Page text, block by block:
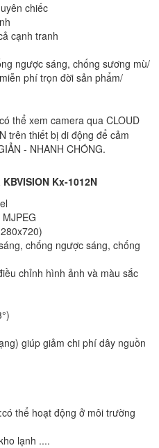
chiếc
cạnh tranh
ngược sáng, chống sương mù/
phí trọn đời sản phẩm/
có thể xem camera qua CLOUD
trên thiết bị di động để cảm
- NHANH CHÓNG.
Kx-1012N
chống ngược sáng, chống
chỉnh hình ảnh và màu sắc
giúp giảm chi phí dây nguồn
thể hoạt động ở môi trường
lạnh ....